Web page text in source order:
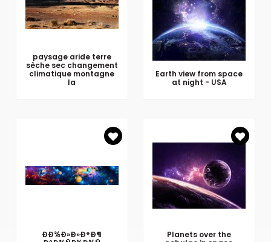
paysage aride terre
sèche sec changement
climatique montagne
la
Earth view from space
at night - USA
ÐÐ¾Ð»Ð»Ð°Ð¶
Planets over the